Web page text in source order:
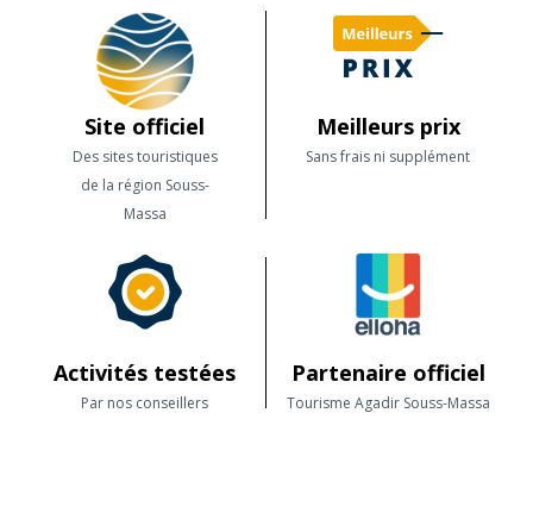
Site officiel
Des sites touristiques
de la région Souss-
Massa
Meilleurs prix
Sans frais ni supplément
Activités testées
Par nos conseillers
Partenaire officiel
Tourisme Agadir Souss-Massa